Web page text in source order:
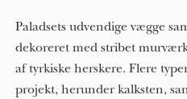
Paladsets udvendige vægge
dekoreret med stribet
af tyrkiske herskere. Flere
projekt, herunder kalksten,